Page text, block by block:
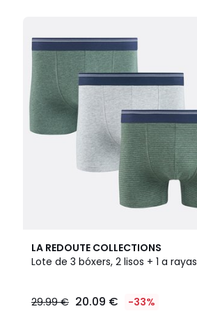
LA REDOUTE COLLECTIONS
Lote de 3 bóxers, 2 lisos + 1 a rayas
29.99 € 20.09 € -33%
4,1
/ 5